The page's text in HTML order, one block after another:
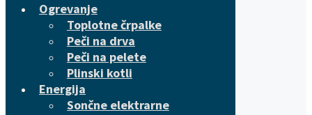
Ogrevanje
Toplotne črpalke
Peči na drva
Peči na pelete
Plinski kotli
Energija
Sončne elektrarne